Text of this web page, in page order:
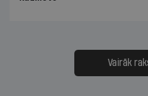
Vairāk